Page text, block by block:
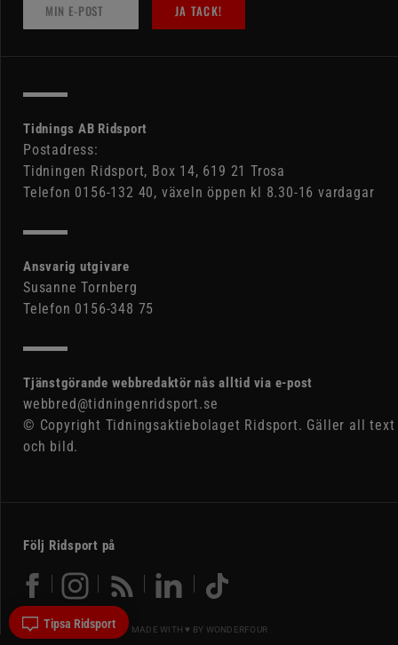
Tipsa Ridsport
JA TACK!
Tidnings AB Ridsport
Postadress:
Tidningen Ridsport, Box 14, 619 21 Trosa
Telefon 0156-132 40, växeln öppen kl 8.30-16 vardagar
Ansvarig utgivare
Susanne Tornberg
Telefon 0156-348 75
Tjänstgörande webbredaktör nås alltid via e-post
webbred@tidningenridsport.se
© Copyright Tidningsaktiebolaget Ridsport. Gäller all text
och bild.
Följ Ridsport på
MADE WITH ♥ BY WONDERFOUR